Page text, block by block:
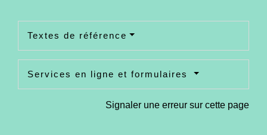
Textes de référence
Services en ligne et formulaires
Signaler une erreur sur cette page